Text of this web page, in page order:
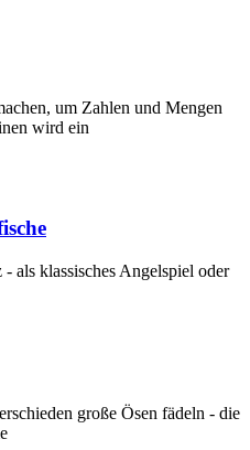
um Zahlen und Mengen
wird ein
als klassisches Angelspiel oder
große Ösen fädeln - die